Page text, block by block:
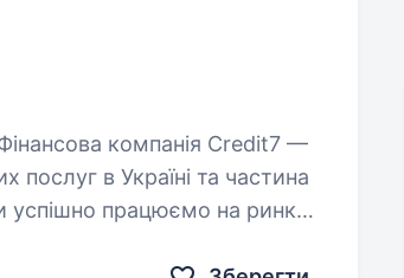
послуг в Україні та частина
успішно працюємо на ринку,